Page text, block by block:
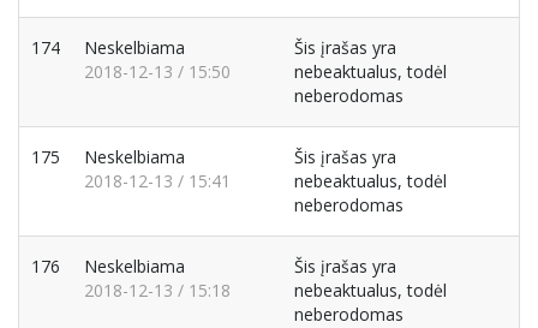
174
Neskelbiama
2018-12-13 / 15:50
Šis įrašas yra
nebeaktualus, todėl
neberodomas
175
Neskelbiama
2018-12-13 / 15:41
Šis įrašas yra
nebeaktualus, todėl
neberodomas
176
Neskelbiama
2018-12-13 / 15:18
Šis įrašas yra
nebeaktualus, todėl
neberodomas